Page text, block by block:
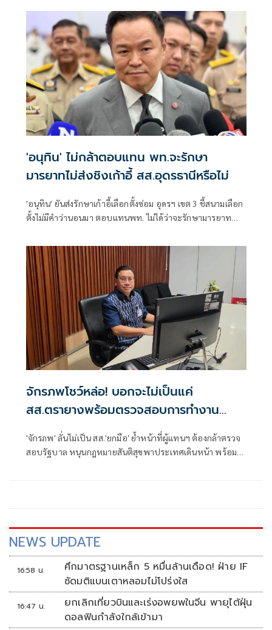
'อนุทิน' ไม่กล้าตอบแทน พท.จะรักษา
มารยาทไม่ส่งชิงเก้าอี้ สส.อุดรธานีหรือไม่
'อนุทิน' ยันส่งรักษาเก้าอี้เลือกตั้งซ่อม อุดรฯ เขต 3 ชี้สนามเลือก
ตั้งไม่มีคำว่านอนมา ตอบแทนพท. ไม่ได้ว่าจะรักษามารยาท
จักรภพโชว์หล่อ! บอกจะไม่เป็นแค่
สส.ตรายางพร้อมตรวจสอบการทำงาน
รัฐบาลด้วย
'จักรภพ' ลั่นไม่เป็น สส.'ยกมือ' ย้ำหน้าที่ผู้แทนฯ ต้องกล้าตรวจ
สอบรัฐบาล หนุนกฎหมายสันติสุขพาประเทศเดินหน้า พร้อมชี้
NEWS UPDATE
16:58 น.
ศึกมาตรฐานเหล็ก 5 หมื่นล้านเดือด! ฝ่าย IF
ซัดมติแบนเตาหลอมไม่โปร่งใส
16:47 น.
ยกเลิกเที่ยวบินและเร่งอพยพในจีน พายุไต้ฝุ่น
ดอลฟินกำลังใกล้เข้ามา